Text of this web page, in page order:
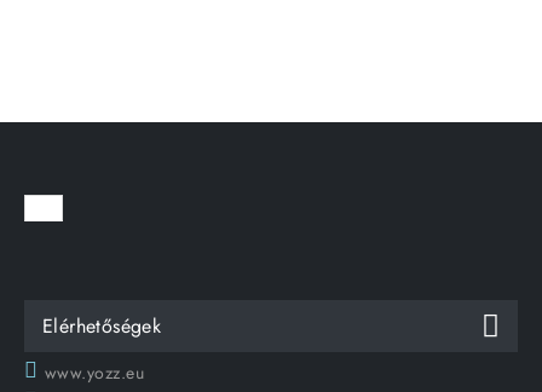
Elérhetőségek
www.yozz.eu